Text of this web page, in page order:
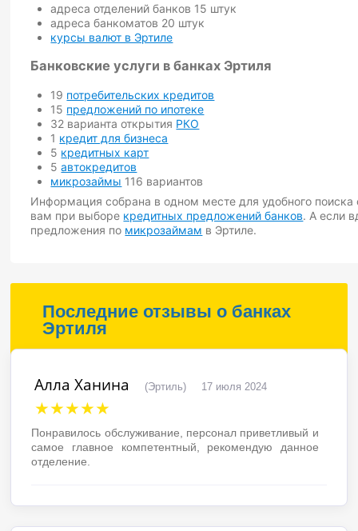
адреса отделений банков 15 штук
адреса банкоматов 20 штук
курсы валют в Эртиле
Банковские услуги в банках Эртиля
19 потребительских кредитов
15 предложений по ипотеке
32 варианта открытия РКО
1 кредит для бизнеса
5 кредитных карт
5автокредитов
микрозаймы 116 вариантов
Информация собрана в одном месте для удобного поиска
вам при выборе кредитных предложений банков. А если
предложения по микрозаймам в Эртиле.
Последние отзывы о банках
Эртиля
Алла Ханина (Эртиль) 17 июля 2024
★★★★★
Понравилось обслуживание, персонал приветливый и
самое главное компетентный, рекомендую данное
отделение.